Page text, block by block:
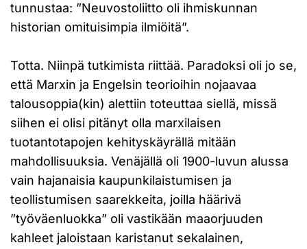
tunnustaa: ”Neuvostoliitto oli ihmiskunnan
historian omituisimpia ilmiöitä”.
Totta. Niinpä tutkimista riittää. Paradoksi oli jo se,
että Marxin ja Engelsin teorioihin nojaavaa
talousoppia(kin) alettiin toteuttaa siellä, missä
siihen ei olisi pitänyt olla marxilaisen
tuotantotapojen kehityskäyrällä mitään
mahdollisuuksia. Venäjällä oli 1900-luvun alussa
vain hajanaisia kaupunkilaistumisen ja
teollistumisen saarekkeita, joilla häärivä
”työväenluokka” oli vastikään maaorjuuden
kahleet jaloistaan karistanut sekalainen,